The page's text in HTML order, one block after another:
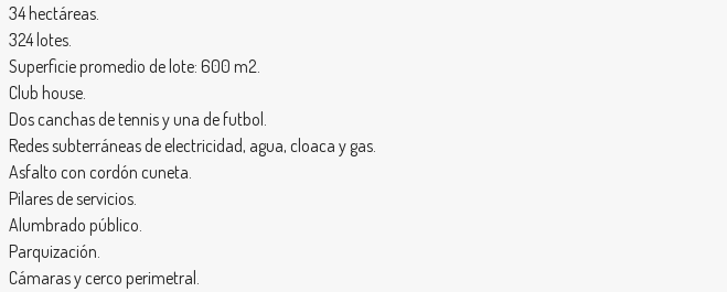
34 hectáreas.
324 lotes.
Superficie promedio de lote: 600 m2.
Club house.
Dos canchas de tennis y una de futbol.
Redes subterráneas de electricidad, agua, cloaca y gas.
Asfalto con cordón cuneta.
Pilares de servicios.
Alumbrado público.
Parquización.
Cámaras y cerco perimetral.